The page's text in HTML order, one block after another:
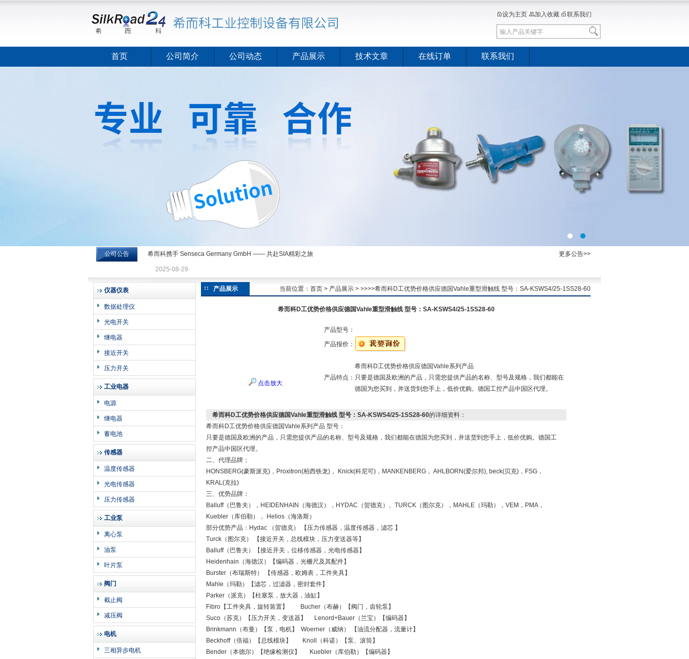
希而科工业控制设备有限公司
设为主页 加入收藏 联系我们
首页 公司简介 公司动态 产品展示 技术文章 在线订单 联系我们
公司公告 希而科携手 Senseca Germany GmbH —— 共赴SIA精彩之旅
2025-08-29
更多公告>>
仪器仪表
数据处理仪
光电开关
继电器
接近开关
压力开关
工业电器
电源
继电器
蓄电池
传感器
温度传感器
光电传感器
压力传感器
工业泵
离心泵
油泵
叶片泵
阀门
截止阀
减压阀
电机
三相异步电机
产品展示 当前位置： 首页 > 产品展示 > >>>>希而科D工优势价格供应德国Vahle重型滑触线 型号：SA-KSWS4/25-1SS28-60
希而科D工优势价格供应德国Vahle重型滑触线 型号：SA-KSWS4/25-1SS28-60
点击放大
产品型号：
产品报价：
产品特点：
希而科D工优势价格供应德国Vahle系列产品
只要是德国及欧洲的产品，只需您提供产品的名称、型号及规格，我们都能在
德国为您买到，并送货到您手上，低价优购。德国工控产品中国区代理。
希而科D工优势价格供应德国Vahle重型滑触线 型号：SA-KSWS4/25-1SS28-60的详细资料：
希而科D工优势价格供应德国Vahle系列产品 型号：
只要是德国及欧洲的产品，只需您提供产品的名称、型号及规格，我们都能在德国为您买到，并送货到您手上，低价优购。德国工
控产品中国区代理。
二、代理品牌：
HONSBERG(豪斯派克)，Proxitron(柏西铁龙)， Knick(科尼可)，MANKENBERG， AHLBORN(爱尔邦), beck(贝克)，FSG，
KRAL(克拉)
三、优势品牌：
Balluff（巴鲁夫），HEIDENHAIN（海德汉），HYDAC（贺德克）、TURCK（图尔克），MAHLE（玛勒），VEM，PMA，
Kuebler（库伯勒）， Helios（海洛斯）
部分优势产品：Hydac （贺德克） 【压力传感器，温度传感器，滤芯 】
Turck（图尔克） 【接近开关，总线模块，压力变送器等】
Balluff（巴鲁夫）【接近开关，位移传感器，光电传感器】
Heidenhain（海德汉）【编码器，光栅尺及其配件】
Burster（布瑞斯特） 【传感器，欧姆表，工件夹具】
Mahle（玛勒）【滤芯，过滤器，密封套件】
Parker（派克）【柱塞泵，放大器，油缸】
Fibro【工件夹具，旋转装置】 Bucher（布赫）【阀门，齿轮泵】
Suco（苏克）【压力开关，变送器】 Lenord+Bauer（兰宝）【编码器】
Brinkmann（布曼）【泵，电机】 Woerner（威纳） 【油流分配器，流量计】
Beckhoff（倍福）【总线模块】 Knoll（科诺）【泵、滚筒】
Bender（本德尔）【绝缘检测仪】 Kuebler（库伯勒）【编码器】